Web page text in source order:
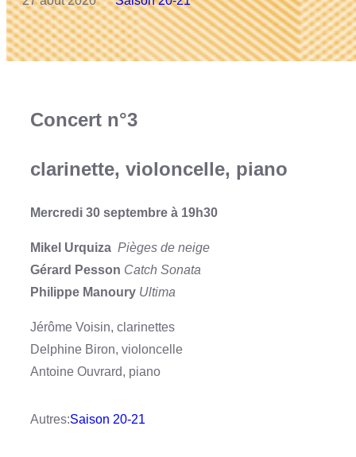
Concert n°3
clarinette, violoncelle, piano
Mercredi 30 septembre à 19h30
Mikel Urquiza Pièges de neige
Gérard Pesson Catch Sonata
Philippe Manoury Ultima
Jérôme Voisin, clarinettes
Delphine Biron, violoncelle
Antoine Ouvrard, piano
Autres:Saison 20-21